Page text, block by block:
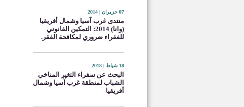
07 حزيران | 2014
منتدى غرب آسيا وشمال أفريقيا
(وانا) 2014: التمكين القانوني
للفقراء ضروري لمكافحة الفقر.
18 شباط | 2018
البحث عن سفراء التغير المناخي
الشباب لمنطقة غرب آسيا وشمال
أفريقيا